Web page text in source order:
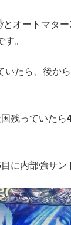
とオートマター
す。
いたら、後か
残っていたら
に内部強サン